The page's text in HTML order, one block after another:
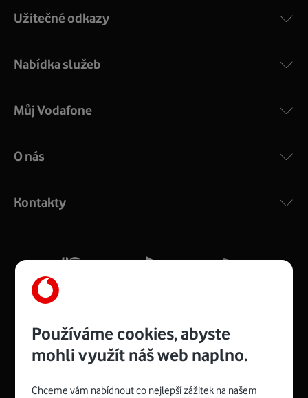
COMPAL CH7465VF
silný signál pro celou domácnost. Kompaktní rozměry 21
Více o COMPAL CH7465VF
Užitečné odkazy
Nabídka služeb
Můj Vodafone
O nás
Kontakty
Používáme cookies, abyste
mohli využít náš web naplno.
Chceme vám nabídnout co nejlepší zážitek na našem